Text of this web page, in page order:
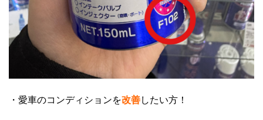
・愛車のコンディションを改善したい方！